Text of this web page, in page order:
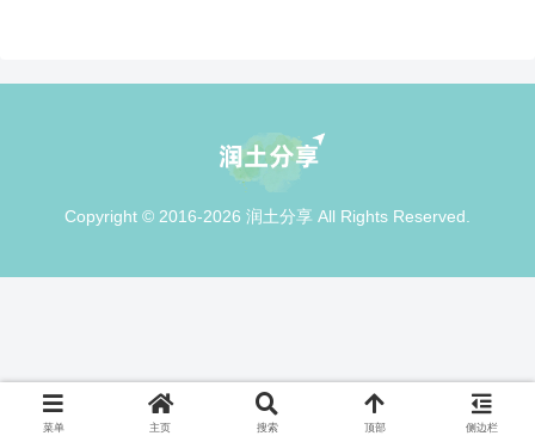
Copyright © 2016-2026 润土分享 All Rights Reserved.
菜单 主页 搜索 顶部 侧边栏